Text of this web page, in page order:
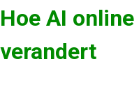
Hoe AI
verandert